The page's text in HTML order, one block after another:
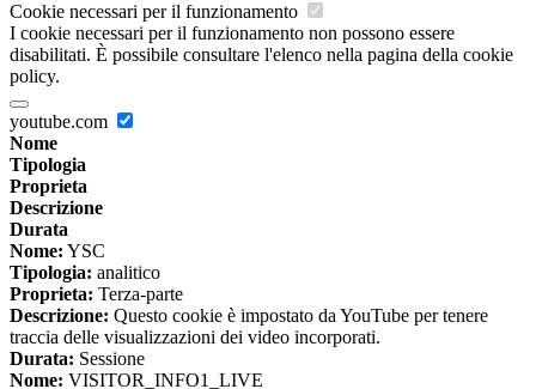
Cookie necessari per il funzionamento
I cookie necessari per il funzionamento non possono essere
disabilitati. È possibile consultare l'elenco nella pagina della cookie
policy.
youtube.com
Nome
Tipologia
Proprieta
Descrizione
Durata
Nome: YSC
Tipologia: analitico
Proprieta: Terza-parte
Descrizione: Questo cookie è impostato da YouTube per tenere
traccia delle visualizzazioni dei video incorporati.
Durata: Sessione
Nome: VISITOR_INFO1_LIVE